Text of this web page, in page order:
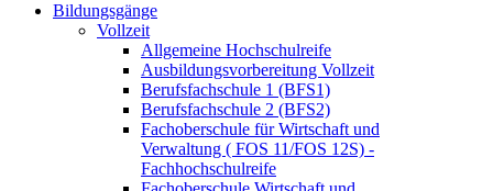
Bildungsgänge
Vollzeit
Allgemeine Hochschulreife
Ausbildungsvorbereitung Vollzeit
Berufsfachschule 1 (BFS1)
Berufsfachschule 2 (BFS2)
Fachoberschule für Wirtschaft und
Verwaltung ( FOS 11/FOS 12S) -
Fachhochschulreife